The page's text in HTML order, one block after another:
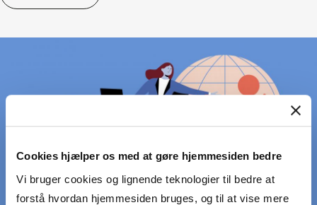
Cookies hjælper os med at gøre hjemmesiden bedre
Vi bruger cookies og lignende teknologier til bedre at
forstå hvordan hjemmesiden bruges, og til at vise mere